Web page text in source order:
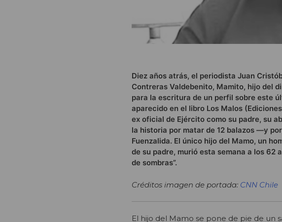
Diez años atrás, el periodista Juan
Contreras Valdebenito, Mamito, hijo del
para la escritura de un perfil sobre este
aparecido en el libro Los Malos
ex oficial de Ejército como su padre, su
la historia por matar de 12 balazos —y
Fuenzalida. El único hijo del Mamo, un
de su padre, murió esta semana a los 62
de sombras”.
Créditos imagen de portada: CNN Chile
El hijo del Mamo se pone de pie de un